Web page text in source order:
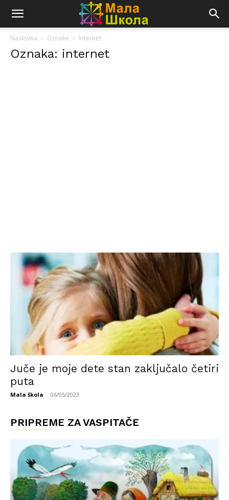
Naslovna Oznake Internet
Oznaka: internet
Juče je moje dete stan zaključalo četiri
puta
Mala škola - 06/05/2023
PRIPREME ZA VASPITAČE